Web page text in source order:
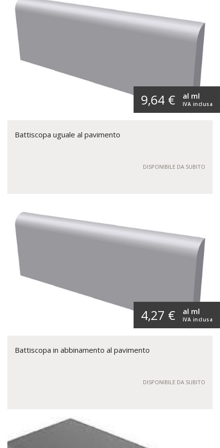
9,64 € IVA inclusa
al ml
Battiscopa uguale al pavimento
DISPONIBILE DA SUBITO
4,27 € IVA inclusa
al ml
Battiscopa in abbinamento al pavimento
DISPONIBILE DA SUBITO